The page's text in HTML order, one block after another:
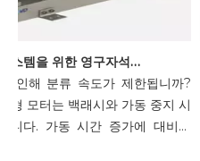
고속 분류 시스템을 위한 영구자석 선형 모터의 장점
인해 분류 속도가 제한됩니까?
모터는 백래시와 가동 중지 시
니다. 가동 시간 증가에 대비해